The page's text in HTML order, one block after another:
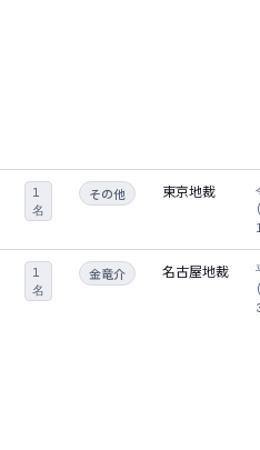
1
名
その他 東京地裁
1
名
金竜介 名古屋地裁